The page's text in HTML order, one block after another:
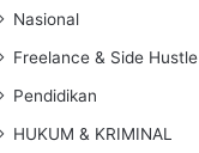
Nasional
Freelance & Side Hustle
Pendidikan
HUKUM & KRIMINAL